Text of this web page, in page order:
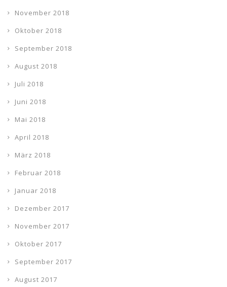
November 2018
Oktober 2018
September 2018
August 2018
Juli 2018
Juni 2018
Mai 2018
April 2018
März 2018
Februar 2018
Januar 2018
Dezember 2017
November 2017
Oktober 2017
September 2017
August 2017